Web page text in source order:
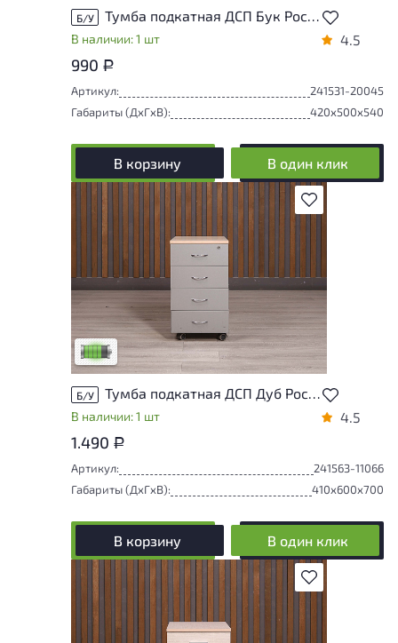
Б/У Тумба подкатная ДСП Бук Россия
В наличии: 1 шт 4.5
990 Р
Артикул:
241531-20045
Габариты (ДxГxВ):
420x500x540
В корзину В один клик
В избранное
У товара присутствуют незначительные
следы эксплуатации, не влияющие на
удобство его использования
Низкая степень износа
Б/У Тумба подкатная ДСП Дуб Россия
В наличии: 1 шт 4.5
1.490 Р
Артикул:
241563-11066
Габариты (ДxГxВ):
410x600x700
В корзину В один клик
В избранное